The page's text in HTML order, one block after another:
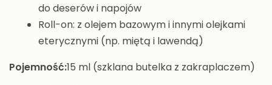
do deserów i napojów
Roll-on: z olejem bazowym i innymi olejkami
eterycznymi (np. miętą i lawendą)
Pojemność:15 ml (szklana butelka z zakraplaczem)